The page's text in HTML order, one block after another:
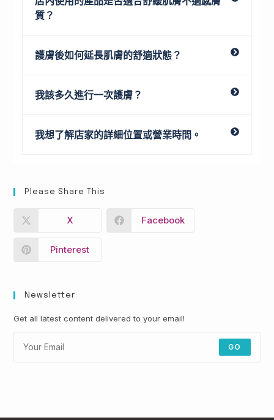
質？
護膚後如何延長肌膚的舒適狀態？
我該多久進行一次護膚？
我想了解店家的詳細位置或營業時間。
Please Share This
X Facebook
Pinterest
Newsletter
Get all latest content delivered to your email!
GO